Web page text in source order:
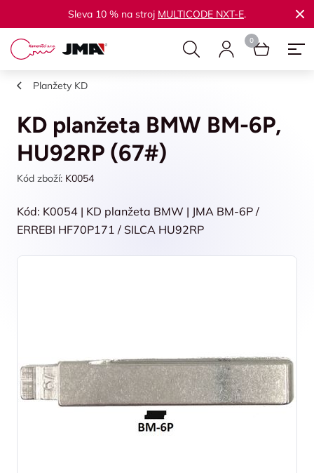
Sleva 10 % na stroj MULTICODE NXT-E.
Planžety KD
KD planžeta BMW BM-6P,
HU92RP (67#)
Kód zboží: K0054
Kód: K0054 | KD planžeta BMW | JMA BM-6P /
ERREBI HF70P171 / SILCA HU92RP